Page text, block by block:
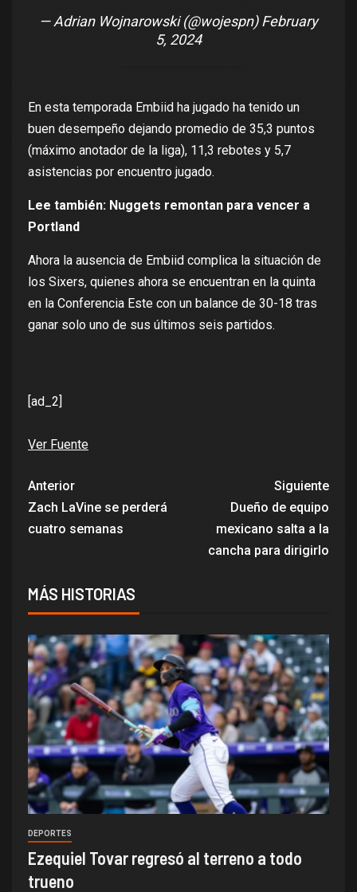
— Adrian Wojnarowski (@wojespn)February
5, 2024
En esta temporada Embiid ha jugado ha tenido un
buen desempeño dejando promedio de 35,3 puntos
(máximo anotador de la liga), 11,3 rebotes y 5,7
asistencias por encuentro jugado.
Lee también: Nuggets remontan para vencer a
Portland
Ahora la ausencia de Embiid complica la situación de
los Sixers, quienes ahora se encuentran en la quinta
en la Conferencia Este con un balance de 30-18 tras
ganar solo uno de sus últimos seis partidos.
[ad_2]
Ver Fuente
Anterior
Zach LaVine se perderá
cuatro semanas
Siguiente
Dueño de equipo
mexicano salta a la
cancha para dirigirlo
MÁS HISTORIAS
DEPORTES
Ezequiel Tovar regresó al terreno a todo
trueno